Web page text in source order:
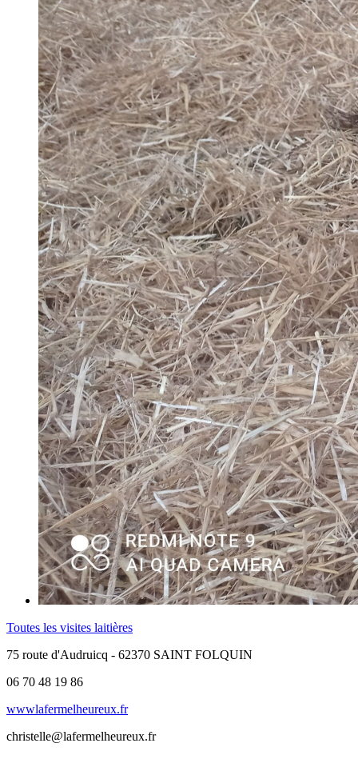
Toutes les visites laitières
75 route d'Audruicq - 62370 SAINT FOLQUIN
06 70 48 19 86
wwwlafermelheureux.fr
christelle@lafermelheureux.fr